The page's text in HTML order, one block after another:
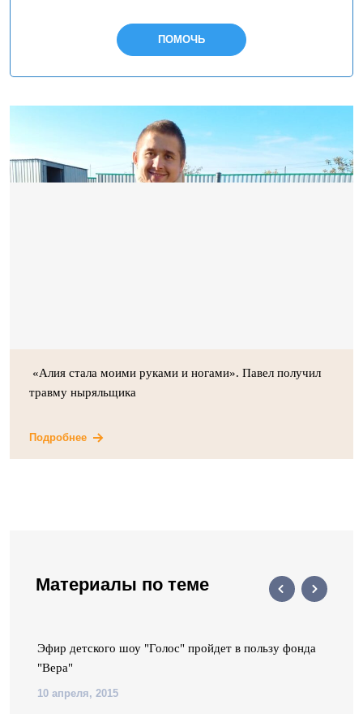
ПОМОЧЬ
«Алия стала моими руками и ногами». Павел получил
травму ныряльщика
Подробнее
Материалы по теме
Эфир детского шоу "Голос" пройдет в пользу фонда
"Вера"
10 апреля, 2015